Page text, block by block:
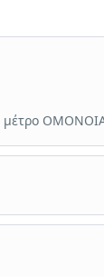
μέτρο